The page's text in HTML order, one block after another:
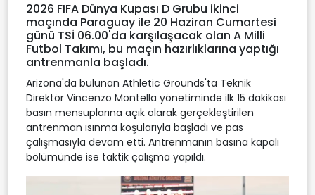
2026 FIFA Dünya Kupası D Grubu ikinci
maçında Paraguay ile 20 Haziran Cumartesi
günü TSİ 06.00'da karşılaşacak olan A Milli
Futbol Takımı, bu maçın hazırlıklarına yaptığı
antrenmanla başladı.
Arizona'da bulunan Athletic Grounds'ta Teknik
Direktör Vincenzo Montella yönetiminde ilk 15 dakikası
basın mensuplarına açık olarak gerçekleştirilen
antrenman ısınma koşularıyla başladı ve pas
çalışmasıyla devam etti. Antrenmanın basına kapalı
bölümünde ise taktik çalışma yapıldı.